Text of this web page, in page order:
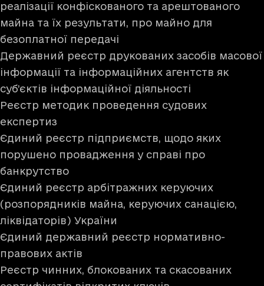
реалізації конфіскованого та арештованого
майна та їх результати, про майно для
безоплатної передачі
Державний реєстр друкованих засобів масової
інформації та інформаційних агентств як
суб’єктів інформаційної діяльності
Реєстр методик проведення судових
експертиз
Єдиний реєстр підприємств, щодо яких
порушено провадження у справі про
банкрутство
Єдиний реєстр арбітражних керуючих
(розпорядників майна, керуючих санацією,
ліквідаторів) України
Єдиний державний реєстр нормативно-
правових актів
Реєстр чинних, блокованих та скасованих